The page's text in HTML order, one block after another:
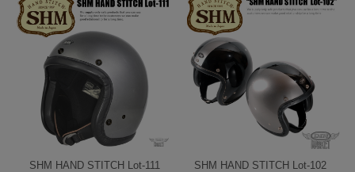
SHM HAND STITCH Lot-111 SHM HAND STITCH Lot-102